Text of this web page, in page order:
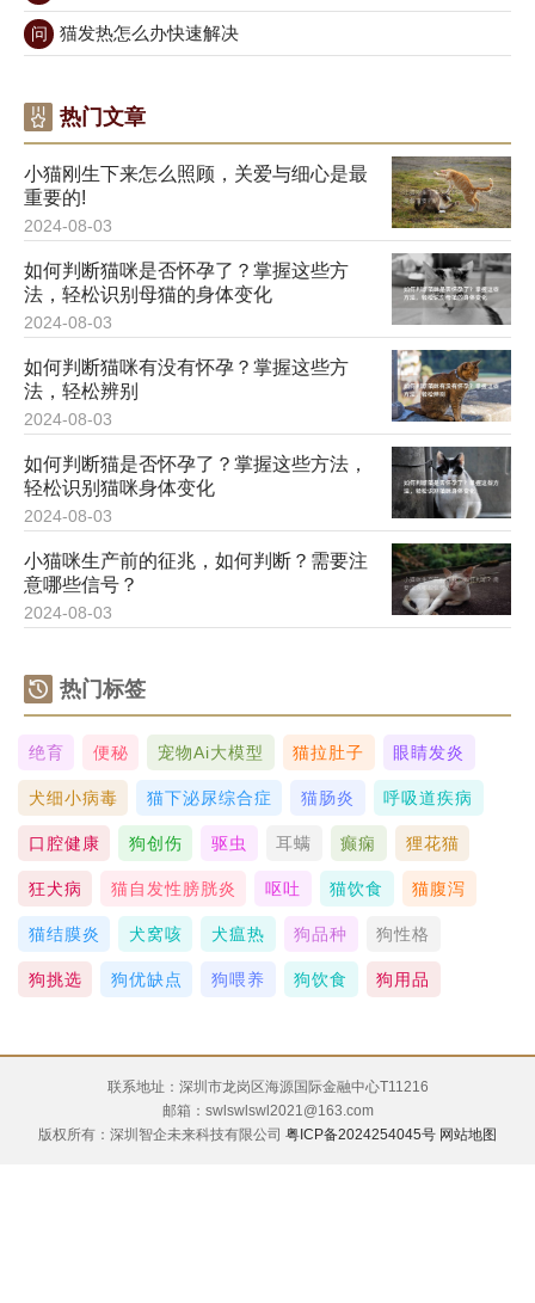
问 猫发热怎么办快速解决
热门文章
小猫刚生下来怎么照顾，关爱与细心是最
重要的!
2024-08-03
如何判断猫咪是否怀孕了？掌握这些方
法，轻松识别母猫的身体变化
2024-08-03
如何判断猫咪有没有怀孕？掌握这些方
法，轻松辨别
2024-08-03
如何判断猫是否怀孕了？掌握这些方法，
轻松识别猫咪身体变化
2024-08-03
小猫咪生产前的征兆，如何判断？需要注
意哪些信号？
2024-08-03
热门标签
绝育 便秘 宠物ai大模型 猫拉肚子 眼睛发炎
犬细小病毒 猫下泌尿综合症 猫肠炎 呼吸道疾病
口腔健康 狗创伤 驱虫 耳螨 癫痫 狸花猫
狂犬病 猫自发性膀胱炎 呕吐 猫饮食 猫腹泻
猫结膜炎 犬窝咳 犬瘟热 狗品种 狗性格
狗挑选 狗优缺点 狗喂养 狗饮食 狗用品
联系地址：深圳市龙岗区海源国际金融中心T11216
邮箱：swlswlswl2021@163.com
版权所有：深圳智企未来科技有限公司 粤ICP备2024254045号 网站地图